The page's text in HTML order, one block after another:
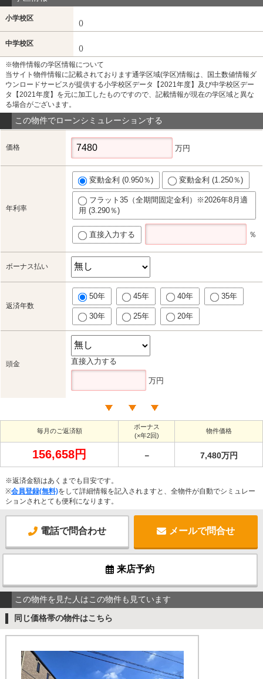
小学校区
()
中学校区
()
※物件情報の学区情報について
当サイト物件情報に記載されております通学区域(学区)情報は、国土数値情報ダ
ウンロードサービスが提供する小学校区データ【2021年度】及び中学校区デー
タ【2021年度】を元に加工したものですので、記載情報が現在の学区域と異な
る場合がございます。
この物件でローンシミュレーションする
価格 万円
年利率
変動金利 (0.950％) 変動金利 (1.250％)
フラット35（全期間固定金利）※2026年8月適
用 (3.290％)
直接入力する ％
ボーナス払い
返済年数
50年 45年 40年 35年
30年 25年 20年
頭金 直接入力する
万円
毎月のご返済額
ボーナス
(×年2回)
物件価格
156,658円 － 7,480万円
※返済金額はあくまでも目安です。
※会員登録(無料)をして詳細情報を記入されますと、全物件が自動でシミュレー
ションされとても便利になります。
電話で問合わせ メールで問合せ
来店予約
この物件を見た人はこの物件も見ています
同じ価格帯の物件はこちら